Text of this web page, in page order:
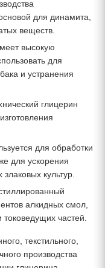
для динамита,
веществ.
высокую
для
и устранения
глицерин
для обработки
для ускорения
культур.
алкидных смол,
частей.
текстильного,
производства